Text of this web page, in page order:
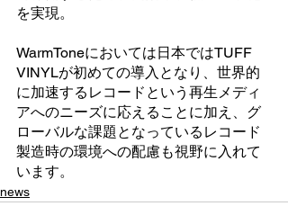
を実現。
WarmToneにおいては日本ではTUFF
VINYLが初めての導入となり、世界的
に加速するレコードという再生メディ
アへのニーズに応えることに加え、グ
ローバルな課題となっているレコード
製造時の環境への配慮も視野に入れて
います。
news